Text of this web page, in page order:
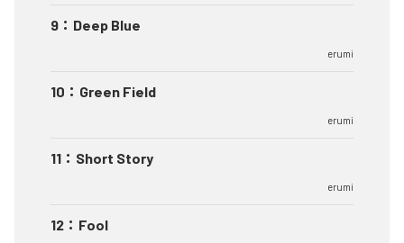
9 ： Deep Blue
erumi
10 ： Green Field
erumi
11 ： Short Story
erumi
12 ： Fool